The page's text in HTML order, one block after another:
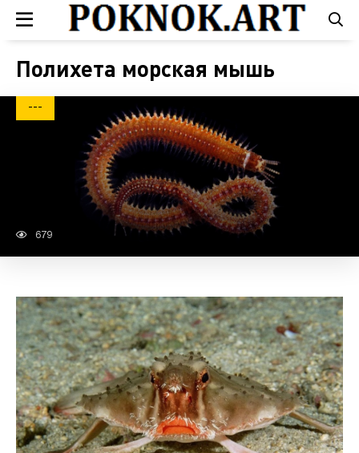
Полихета морская мышь
---
679